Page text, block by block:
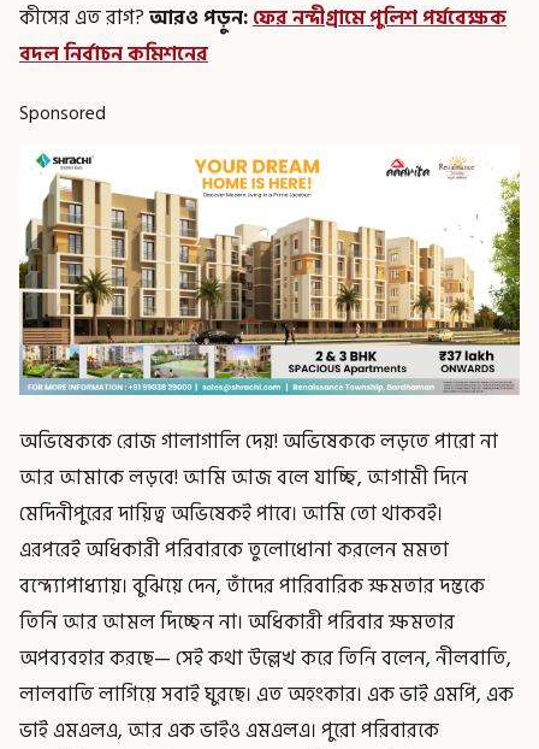
কীসের এত রাগ?আরও পড়ুন:ফের নন্দীগ্রামে পুলিশ পর্যবেক্ষক
বদল নির্বাচন কমিশনের
Sponsored
অভিষেককে রোজ গালাগালি দেয়! অভিষেককে লড়তে পারো না
আর আমাকে লড়বে! আমি আজ বলে যাচ্ছি, আগামী দিনে
মেদিনীপুরের দায়িত্ব অভিষেকই পাবে। আমি তো থাকবই।
এরপরেই অধিকারী পরিবারকে তুলোধোনা করলেন মমতা
বন্দ্যোপাধ্যায়। বুঝিয়ে দেন, তাঁদের পারিবারিক ক্ষমতার দম্ভকে
তিনি আর আমল দিচ্ছেন না। অধিকারী পরিবার ক্ষমতার
অপব্যবহার করছে— সেই কথা উল্লেখ করে তিনি বলেন, নীলবাতি,
লালবাতি লাগিয়ে সবাই ঘুরছে। এত অহংকার। এক ভাই এমপি, এক
ভাই এমএলএ, আর এক ভাইও এমএলএ। পুরো পরিবারকে